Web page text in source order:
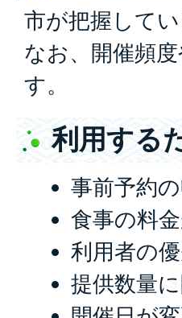
市が把握して
なお、開催頻
す。
利用する
事前予約
食事の料
利用者の
提供数量